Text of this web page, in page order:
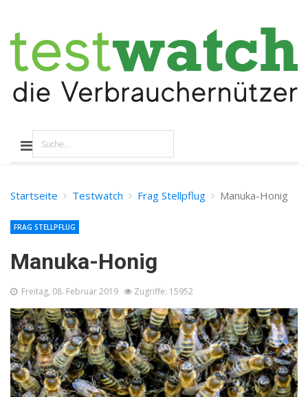
Startseite Testwatch Frag Stellpflug Manuka-Honig
Manuka-Honig
FRAG STELLPFLUG
Freitag, 08. Februar 2019 Zugriffe: 15952